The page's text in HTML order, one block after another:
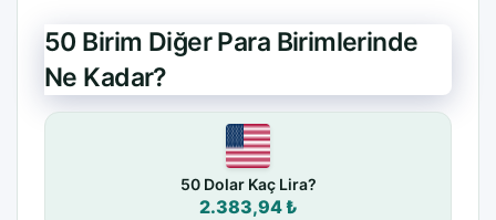
50 Birim Diğer Para Birimlerinde
Ne Kadar?
50 Dolar Kaç Lira?
2.383,94 ₺